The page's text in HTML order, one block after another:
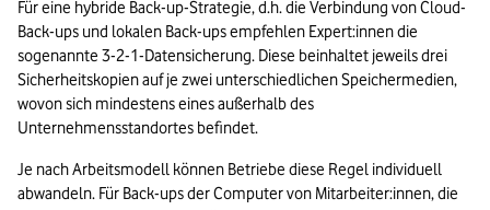
Für eine hybride Back-up-Strategie, d.h. die Verbindung von Cloud-
Back-ups und lokalen Back-ups empfehlen Expert:innen die
sogenannte 3-2-1-Datensicherung. Diese beinhaltet jeweils drei
Sicherheitskopien auf je zwei unterschiedlichen Speichermedien,
wovon sich mindestens eines außerhalb des
Unternehmensstandortes befindet.
Je nach Arbeitsmodell können Betriebe diese Regel individuell
abwandeln. Für Back-ups der Computer von Mitarbeiter:innen, die